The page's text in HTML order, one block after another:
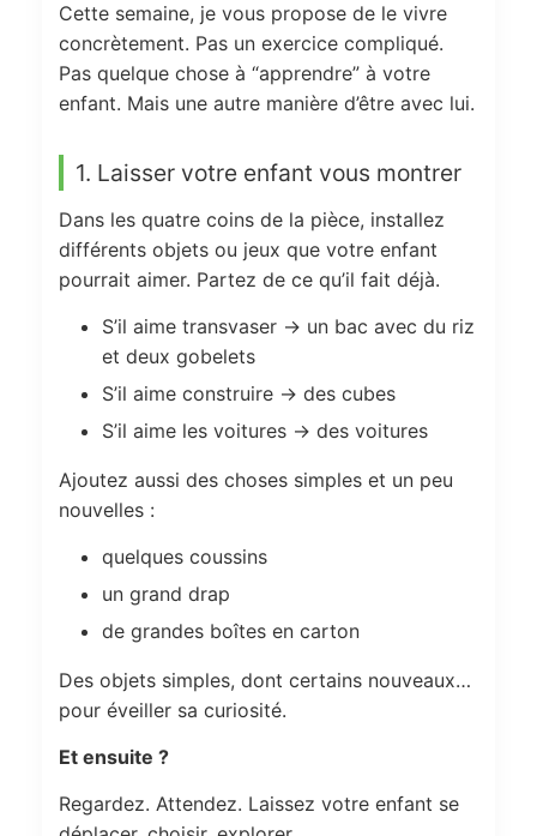
Cette semaine, je vous propose de le vivre
concrètement. Pas un exercice compliqué.
Pas quelque chose à “apprendre” à votre
enfant. Mais une autre manière d’être avec lui.
1. Laisser votre enfant vous montrer
Dans les quatre coins de la pièce, installez
différents objets ou jeux que votre enfant
pourrait aimer. Partez de ce qu’il fait déjà.
S’il aime transvaser → un bac avec du riz
et deux gobelets
S’il aime construire → des cubes
S’il aime les voitures → des voitures
Ajoutez aussi des choses simples et un peu
nouvelles :
quelques coussins
un grand drap
de grandes boîtes en carton
Des objets simples, dont certains nouveaux…
pour éveiller sa curiosité.
Et ensuite ?
Regardez. Attendez. Laissez votre enfant se